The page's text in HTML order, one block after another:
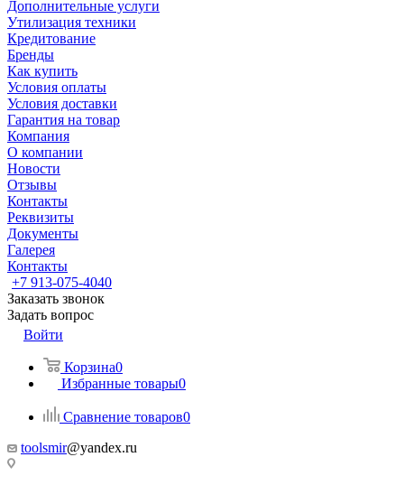
Дополнительные услуги
Утилизация техники
Кредитование
Бренды
Как купить
Условия оплаты
Условия доставки
Гарантия на товар
Компания
О компании
Новости
Отзывы
Контакты
Реквизиты
Документы
Галерея
Контакты
+7 913-075-4040
Заказать звонок
Задать вопрос
Войти
Корзина0
Избранные товары0
Сравнение товаров0
toolsmir@yandex.ru